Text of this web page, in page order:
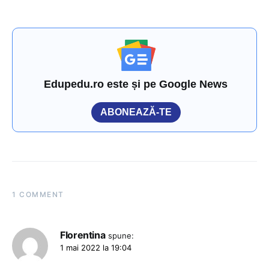
Edupedu.ro este și pe Google News
ABONEAZĂ-TE
1 COMMENT
Florentina spune:
1 mai 2022 la 19:04